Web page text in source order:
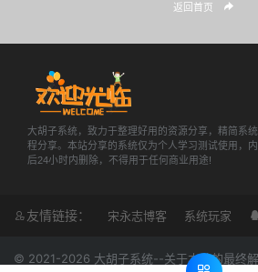
返回首页
大胡子系统，致力于整理好用的资源分享，精简系
程分享。本站分享的系统仅为个人学习测试使用，
后24小时内删除，不得用于任何商业用途!
友情链接： 宋永志博客 系统玩家
© 2021-2026 大胡子系统--关于本站的最终